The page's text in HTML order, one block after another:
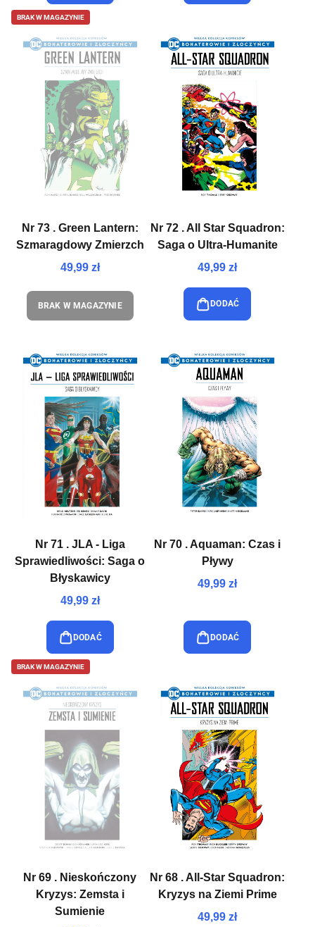
BRAK W MAGAZYNIE
Nr 73 . Green Lantern:
Szmaragdowy Zmierzch
49,99 zł
BRAK W MAGAZYNIE
Nr 72 . All Star Squadron:
Saga o Ultra-Humanite
49,99 zł
DODAĆ
Nr 71 . JLA - Liga
Sprawiedliwości: Saga o
Błyskawicy
49,99 zł
DODAĆ
Nr 70 . Aquaman: Czas i
Pływy
49,99 zł
DODAĆ
BRAK W MAGAZYNIE
Nr 69 . Nieskończony
Kryzys: Zemsta i
Sumienie
Nr 68 . All-Star Squadron:
Kryzys na Ziemi Prime
49,99 zł